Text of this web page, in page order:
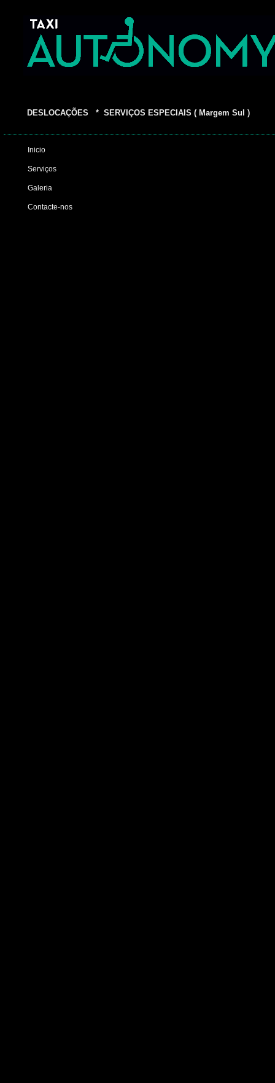
DESLOCAÇÕES * SERVIÇOS ESPECIAIS ( Margem Sul )
Inicio
Serviços
Contacte-nos
Galeria